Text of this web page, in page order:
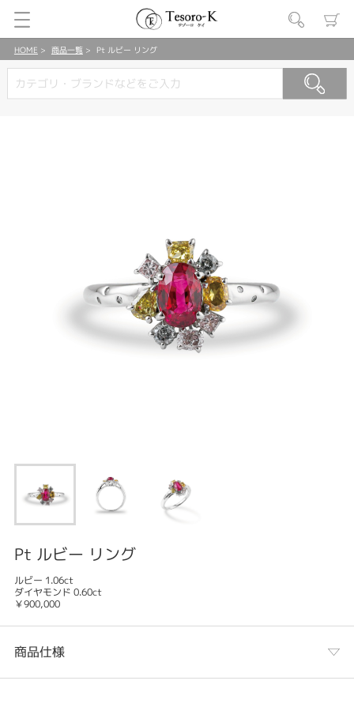
HOME 商品一覧 Pt ルビー リング
Pt ルビー リング
ルビー 1.06ct
ダイヤモンド 0.60ct
￥900,000
商品仕様